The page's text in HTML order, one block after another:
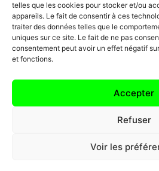
telles que les cookies pour stocker et/ou
appareils. Le fait de consentir à ces
traiter des données telles que le
uniques sur ce site. Le fait de ne pas
consentement peut avoir un effet négatif
et fonctions.
Accepter
Refuser
Voir les
Mentions Légales
Conditions Générales de Vente
Informations Cookies